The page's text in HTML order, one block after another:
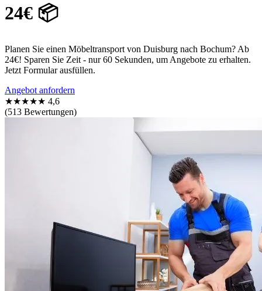
24€ 📦
Planen Sie einen Möbeltransport von Duisburg nach Bochum? Ab
24€! Sparen Sie Zeit - nur 60 Sekunden, um Angebote zu erhalten.
Jetzt Formular ausfüllen.
Angebot anfordern
★★★★★ 4,6
(513 Bewertungen)